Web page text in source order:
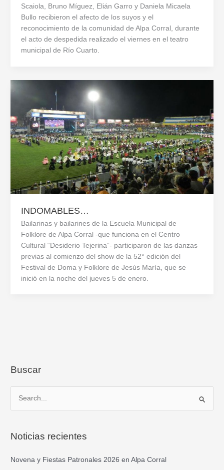
Scaiola, Bruno Míguez, Elián Garro y Daniela Micaela
Bullo recibieron el afecto de los suyos y el
reconocimiento de la comunidad de Alpa Corral, durante
el acto de despedida realizado el viernes en el teatro
municipal de Río Cuarto.
INDOMABLES…
Bailarinas y bailarines de la Escuela Municipal de
Folklore de Alpa Corral -que funciona en el Centro
Cultural “Desiderio Tejerina”- participaron de las danzas
previas al comienzo del show de la 52° edición del
Festival de Doma y Folklore de Jesús María, que se
inició en la noche del jueves 5 de enero.
Buscar
cNoticias recientes
Novena y Fiestas Patronales 2026 en Alpa Corral